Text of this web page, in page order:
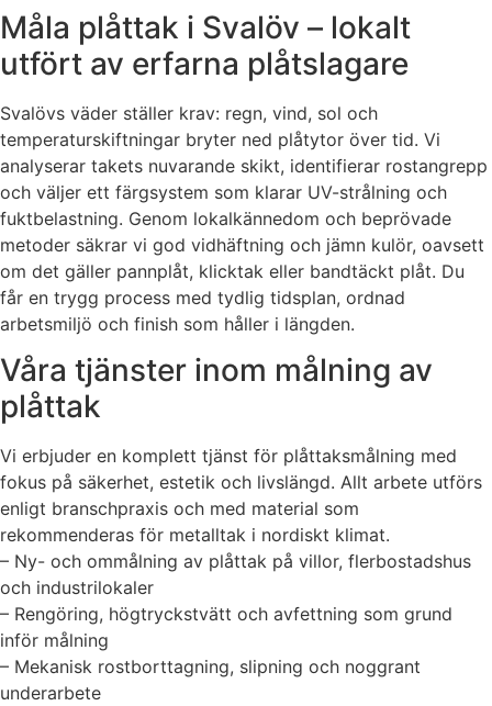
Måla plåttak i Svalöv – lokalt
utfört av erfarna plåtslagare
Svalövs väder ställer krav: regn, vind, sol och
temperaturskiftningar bryter ned plåtytor över tid. Vi
analyserar takets nuvarande skikt, identifierar rostangrepp
och väljer ett färgsystem som klarar UV-strålning och
fuktbelastning. Genom lokalkännedom och beprövade
metoder säkrar vi god vidhäftning och jämn kulör, oavsett
om det gäller pannplåt, klicktak eller bandtäckt plåt. Du
får en trygg process med tydlig tidsplan, ordnad
arbetsmiljö och finish som håller i längden.
Våra tjänster inom målning av
plåttak
Vi erbjuder en komplett tjänst för plåttaksmålning med
fokus på säkerhet, estetik och livslängd. Allt arbete utförs
enligt branschpraxis och med material som
rekommenderas för metalltak i nordiskt klimat.
– Ny- och ommålning av plåttak på villor, flerbostadshus
och industrilokaler
– Rengöring, högtryckstvätt och avfettning som grund
inför målning
– Mekanisk rostborttagning, slipning och noggrant
underarbete